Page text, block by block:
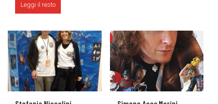
Leggi il resto